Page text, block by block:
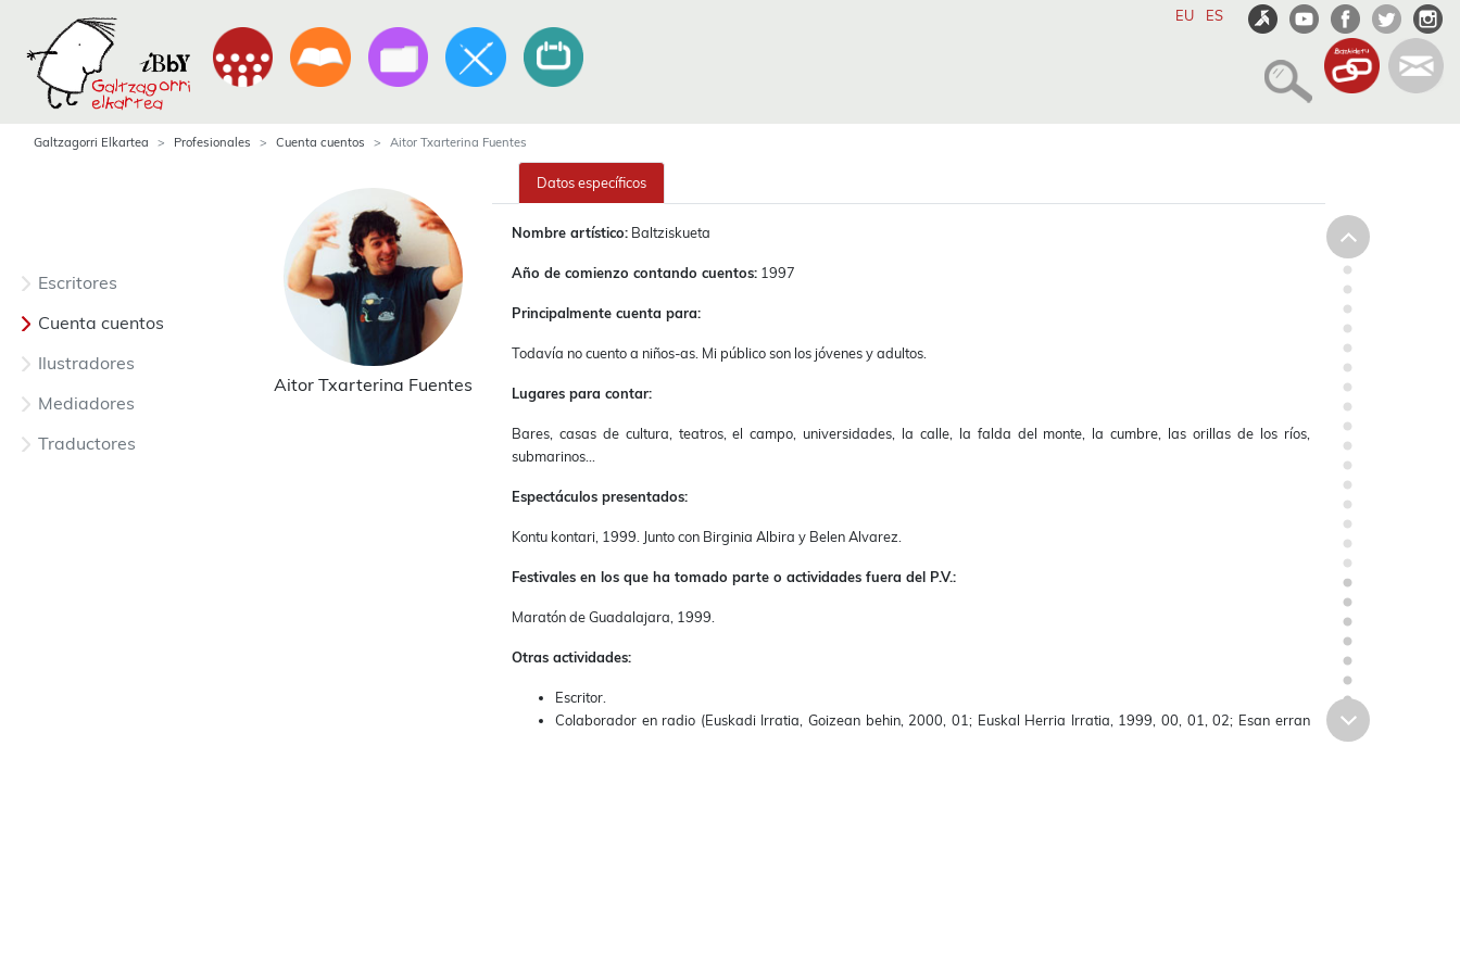
ES
EU
Galtzagorri Elkartea Profesionales Cuenta cuentos Aitor Txarterina Fuentes
Escritores
Cuenta cuentos
Ilustradores
Mediadores
Traductores
Aitor Txarterina Fuentes
Datos específicos
Nombre artístico: Baltziskueta
Año de comienzo contando cuentos: 1997
Principalmente cuenta para:
Todavía no cuento a niños-as. Mi público son los jóvenes y adultos.
Lugares para contar:
Bares, casas de cultura, teatros, el campo, universidades, la calle, la falda del monte, la cumbre, las orillas de los ríos,
submarinos...
Espectáculos presentados:
Kontu kontari, 1999. Junto con Birginia Albira y Belen Alvarez.
Festivales en los que ha tomado parte o actividades fuera del P.V.:
Maratón de Guadalajara, 1999.
Otras actividades:
Escritor.
Colaborador en radio (Euskadi Irratia, Goizean behin, 2000, 01; Euskal Herria Irratia, 1999, 00, 01, 02; Esan erran